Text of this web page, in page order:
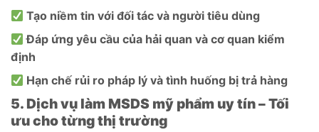
Tạo niềm tin với đối tác và người tiêu dùng
Đáp ứng yêu cầu của hải quan và cơ quan kiểm
định
Hạn chế rủi ro pháp lý và tình huống bị trả hàng
5. Dịch vụ làm MSDS mỹ phẩm uy tín – Tối
ưu cho từng thị trường